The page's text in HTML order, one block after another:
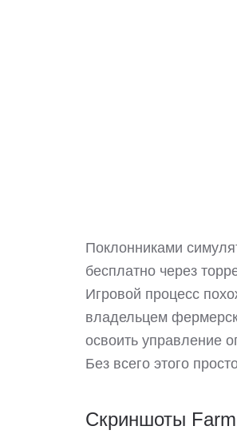
Поклонниками
бесплатно через
Игровой процесс
владельцем
освоить управление
Без всего этого
Скриншоты